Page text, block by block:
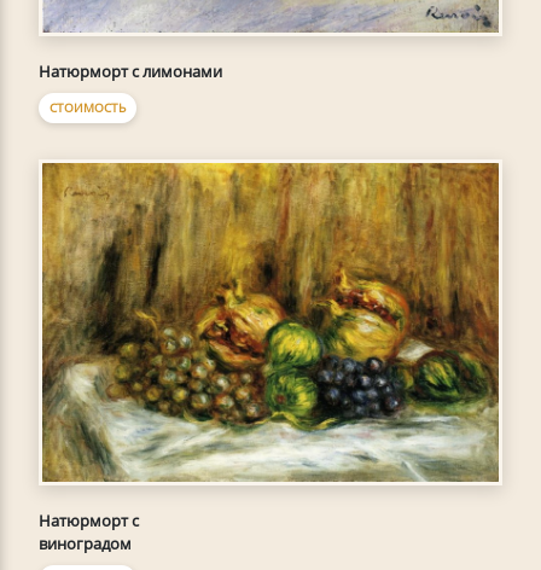
Натюрморт с лимонами
СТОИМОСТЬ
Натюрморт с
виноградом